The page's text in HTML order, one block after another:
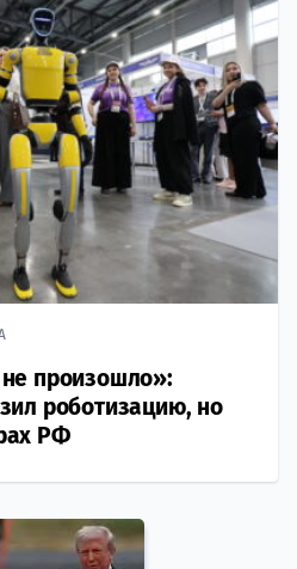
произошло»:
роботизацию, но
РФ